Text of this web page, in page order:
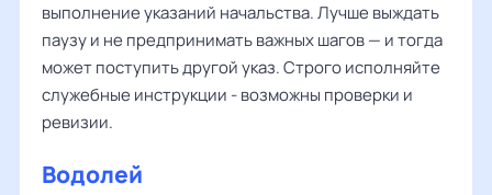
выполнение указаний начальства. Лучше выждать
паузу и не предпринимать важных шагов — и тогда
может поступить другой указ. Строго исполняйте
служебные инструкции - возможны проверки и
ревизии.
Водолей